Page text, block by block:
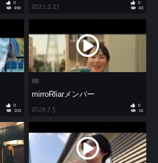
0
490
2021.2.27
0
43
0
103
mirroRliarメンバー
2026.7.5
0
16